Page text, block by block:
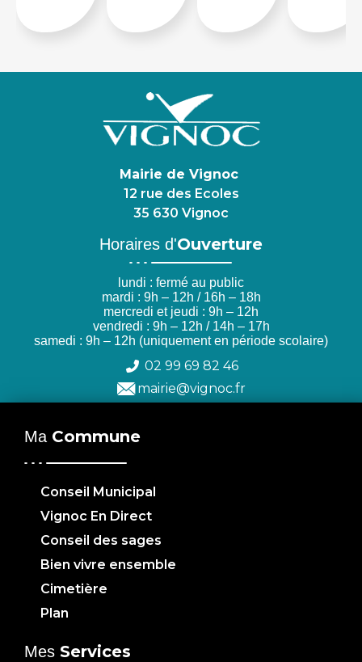
Mairie de Vignoc
12 rue des Ecoles
35 630 Vignoc
Horaires d'Ouverture
lundi : fermé au public
mardi : 9h – 12h / 16h – 18h
mercredi et jeudi : 9h – 12h
vendredi : 9h – 12h / 14h – 17h
samedi : 9h – 12h (uniquement en période scolaire)
02 99 69 82 46
mairie@vignoc.fr
Ma Commune
Conseil Municipal
Vignoc En Direct
Conseil des sages
Bien vivre ensemble
Cimetière
Plan
Mes Services